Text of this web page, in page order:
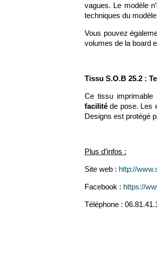
vagues. Le modèle
techniques du modèle
Vous pouvez
volumes de la board
Tissu S.O.B 25.2 :
Ce tissu imprimable
facilité de pose. Les
Designs est protégé
Plus d’infos :
Site web : http://
Facebook : https://
Téléphone :